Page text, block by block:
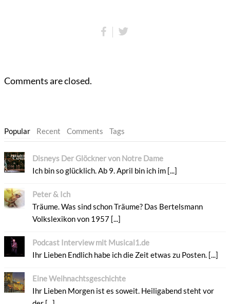
Comments are closed.
Popular Recent Comments Tags
Disneys Der Glöckner von Notre Dame
Ich bin so glücklich. Ab 9. April bin ich im [...]
Peter & Ich
Träume. Was sind schon Träume? Das Bertelsmann
Volkslexikon von 1957 [...]
Podcast Interview mit Musical1.de
Ihr Lieben Endlich habe ich die Zeit etwas zu Posten. [...]
Eine Weihnachtsgeschichte
Ihr Lieben Morgen ist es soweit. Heiligabend steht vor